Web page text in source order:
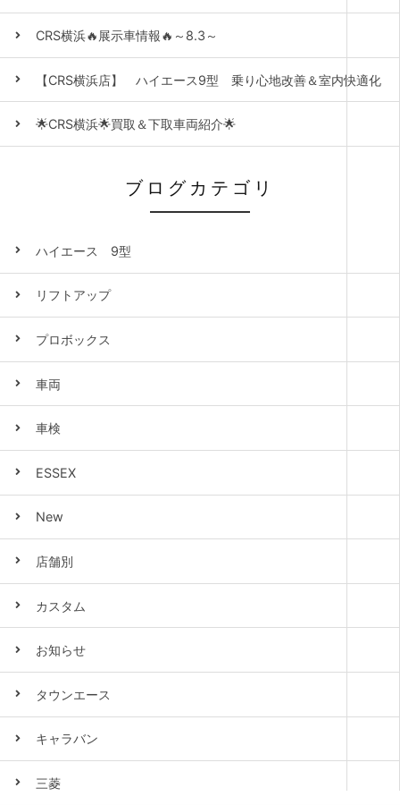
CRS横浜🔥展示車情報🔥～8.3～
【CRS横浜店】 ハイエース9型 乗り心地改善＆室内快適化
🌟CRS横浜🌟買取＆下取車両紹介🌟
ブログカテゴリ
ハイエース 9型
リフトアップ
プロボックス
車両
車検
ESSEX
New
店舗別
カスタム
お知らせ
タウンエース
キャラバン
三菱